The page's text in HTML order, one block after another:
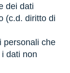
dei dati
(c.d. diritto di
personali che
dati non